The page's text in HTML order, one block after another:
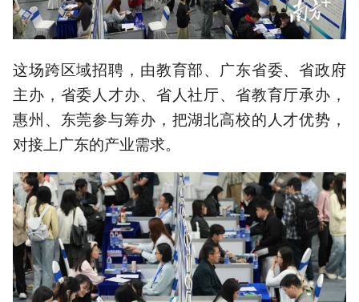
这场跨区域招聘，由教育部、广东省委、省政府
主办，省委人才办、省人社厅、省教育厅承办，
惠州、东莞参与筹办，把湖北高校的人才优势，
对接上广东的产业需求。